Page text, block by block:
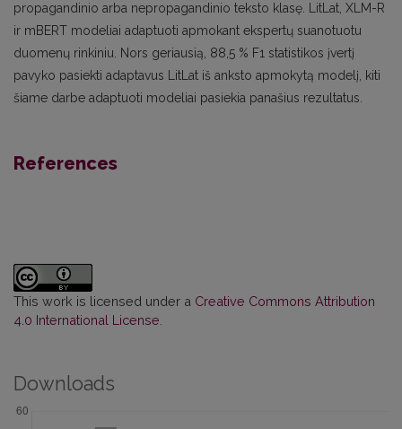
propagandinio arba nepropagandinio teksto klasę. LitLat, XLM-R
ir mBERT modeliai adaptuoti apmokant ekspertų suanotuotu
duomenų rinkiniu. Nors geriausią, 88,5 % F1 statistikos įvertį
pavyko pasiekti adaptavus LitLat iš anksto apmokytą modelį, kiti
šiame darbe adaptuoti modeliai pasiekia panašius rezultatus.
References
This work is licensed under a Creative Commons Attribution
4.0 International License
Downloads